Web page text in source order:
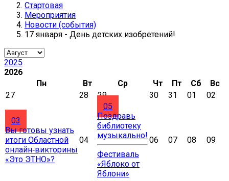
Стартовая
Мероприятия
Новости (события)
17 января - День детских изобретений!
2025
2026
Пн
Вт Ср Чт Пт Сб
Вс
27
28 29 30 31 01 02
03
Вы готовы узнать
итоги Областной
онлайн‑викторины
«Это ЭТНО»?
04
05
Поздравь
библиотеку
музыкально!
Фестиваль
«Яблоко от
Яблони»
06 07 08 09